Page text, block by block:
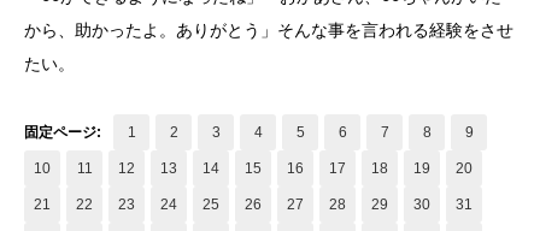
から、助かったよ。ありがとう」そんな事を言われる経験をさせ
たい。
固定ページ: 1 2 3 4 5 6 7 8 9
10 11 12 13 14 15 16 17 18 19 20
21 22 23 24 25 26 27 28 29 30 31